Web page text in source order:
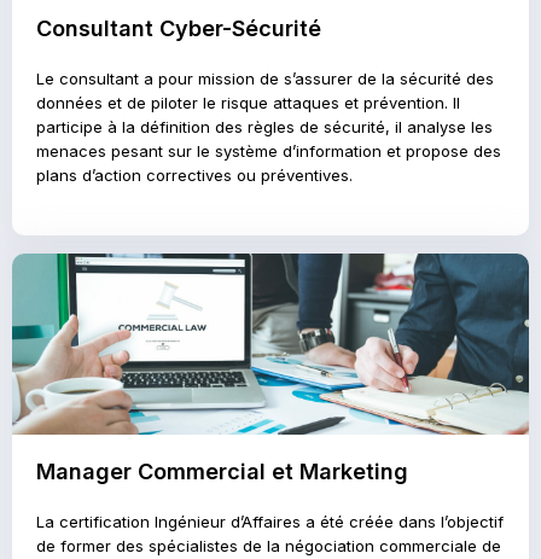
Consultant Cyber-Sécurité
Le consultant a pour mission de s’assurer de la sécurité des
données et de piloter le risque attaques et prévention. Il
participe à la définition des règles de sécurité, il analyse les
menaces pesant sur le système d’information et propose des
plans d’action correctives ou préventives.
Manager Commercial et Marketing
La certification Ingénieur d’Affaires a été créée dans l’objectif
de former des spécialistes de la négociation commerciale de